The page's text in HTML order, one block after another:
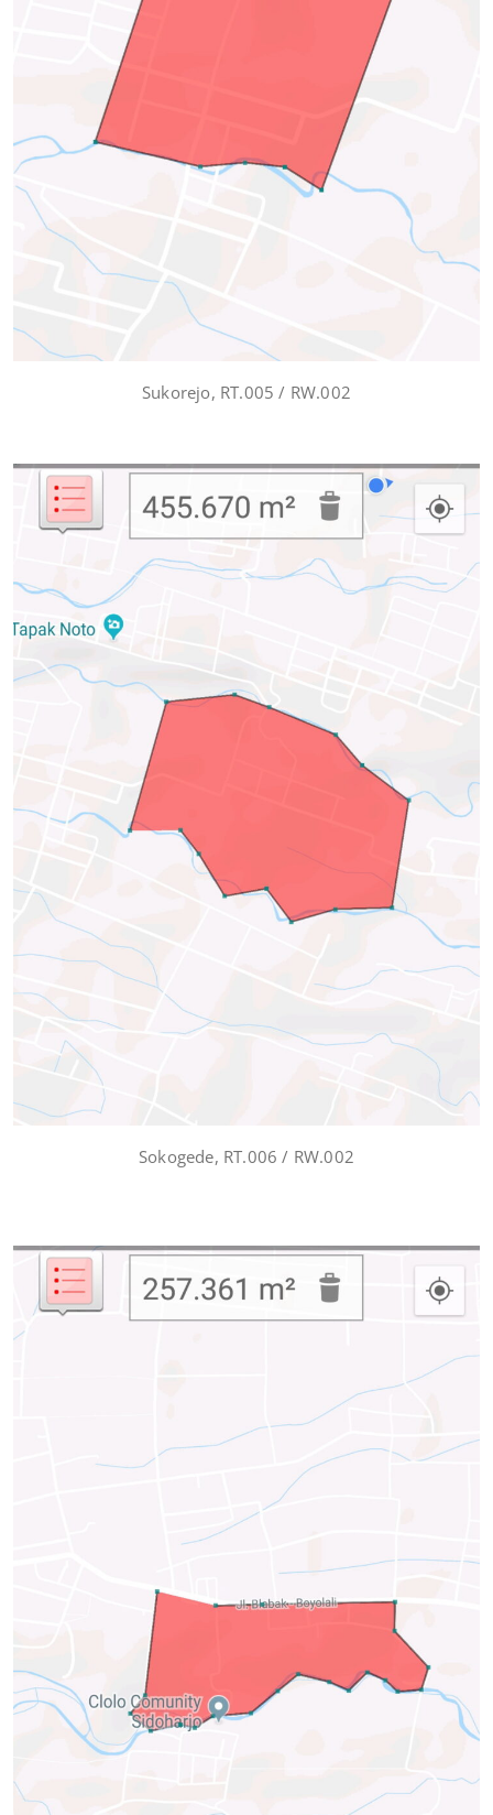
Sukorejo, RT.005 / RW.002
Sokogede, RT.006 / RW.002